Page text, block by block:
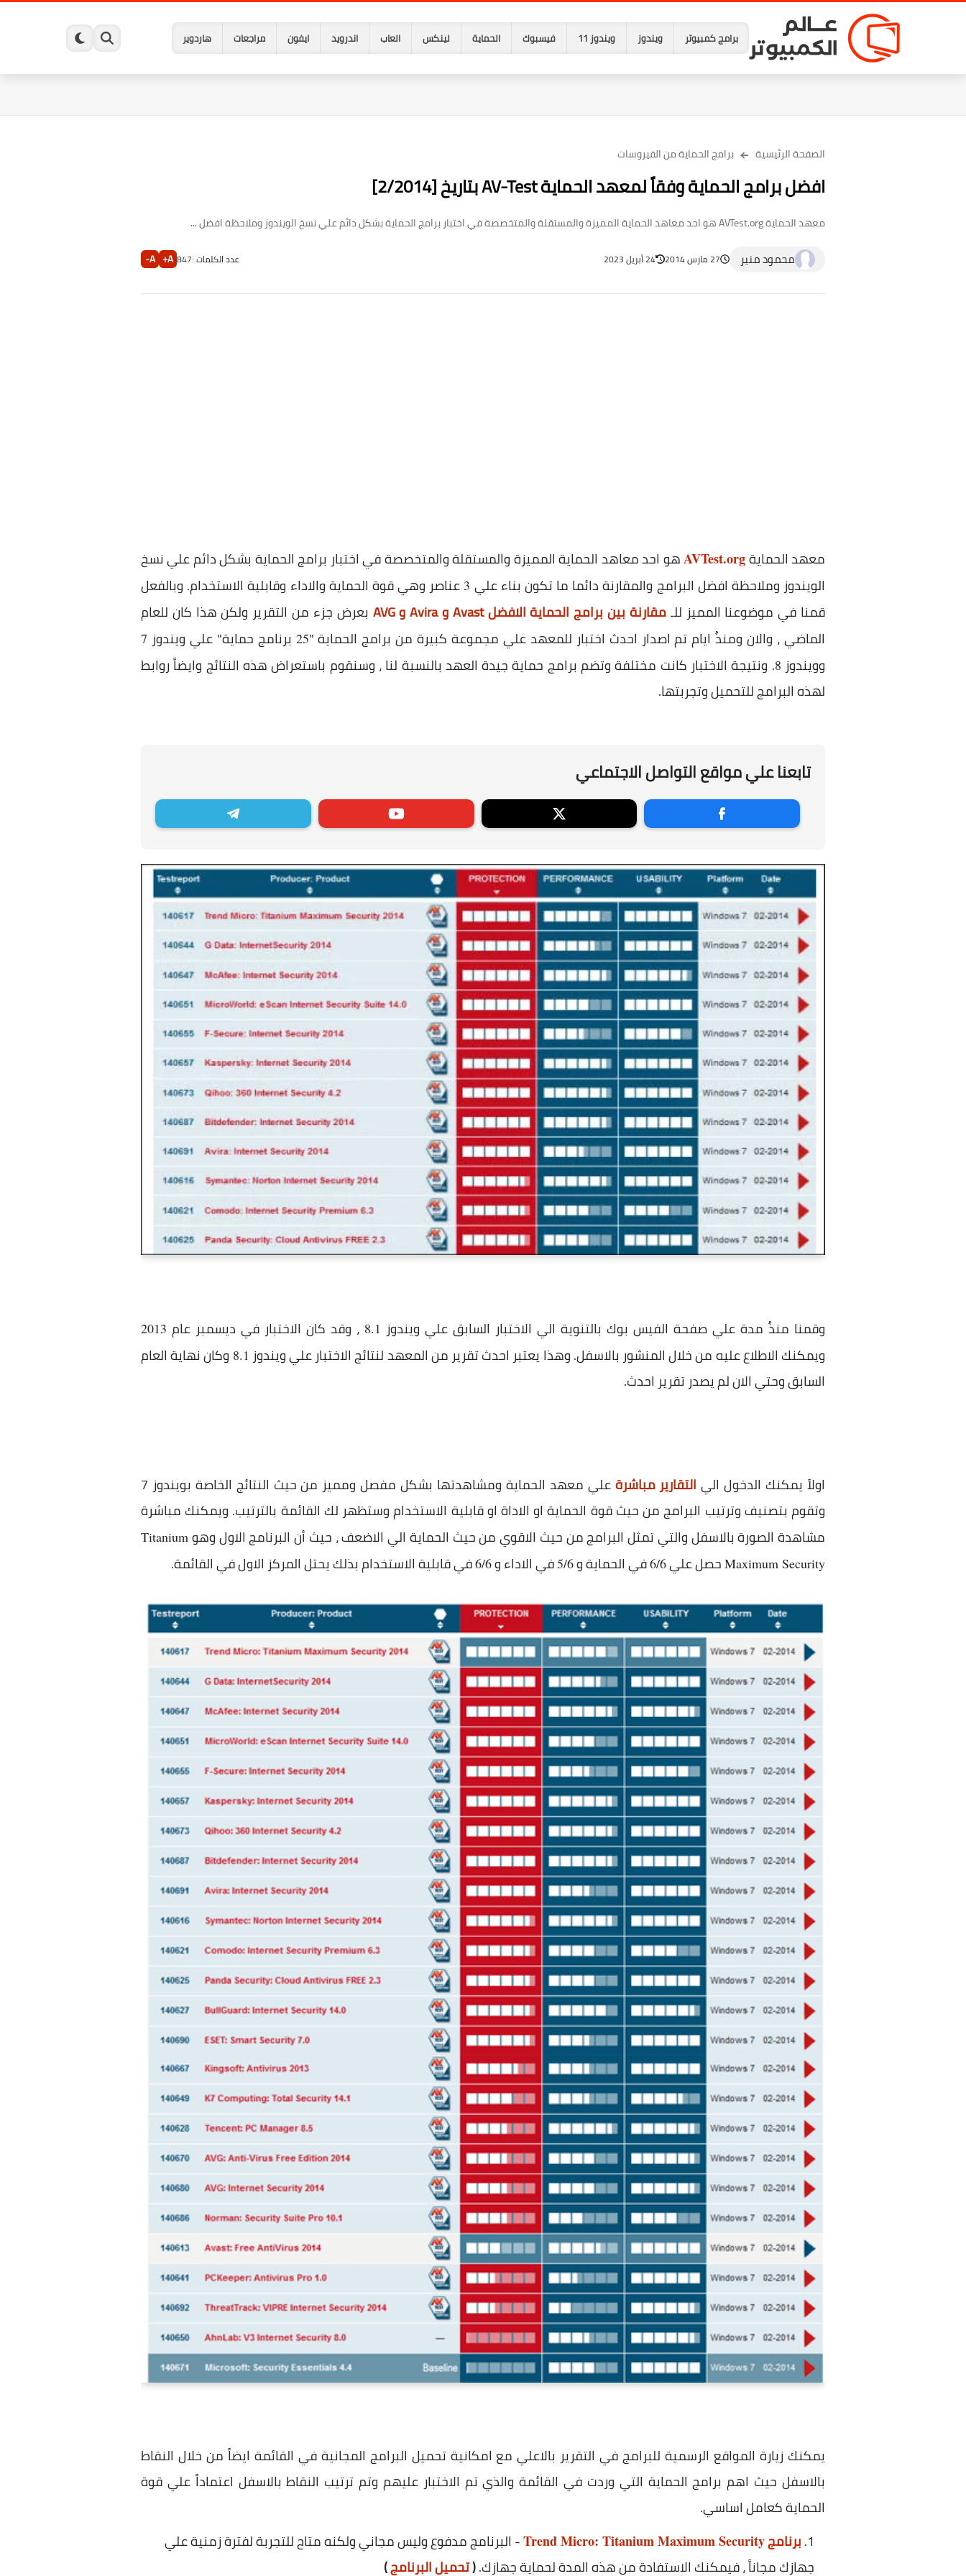
برامج كمبيوتر ويندوز ويندوز 11 فيسبوك الحماية لينكس العاب اندرويد ايفون مراجعات هاردوير
الصفحة الرئيسية برامج الحماية من الفيروسات
افضل برامج الحماية وفقاً لمعهد الحماية AV-Test بتاريخ [2/2014]
معهد الحماية AVTest.org هو احد معاهد الحماية المميزة والمستقلة والمتخصصة في اختبار برامج الحماية بشكل دائم علي نسخ الويندوز وملاحظة افضل ...
محمود منير 27 مارس 2014 24 أبريل 2023 عدد الكلمات :847
A+
A-
معهد الحمايةAVTest.orgهو احد معاهد الحماية المميزة والمستقلة والمتخصصة في اختبار برامج الحماية بشكل دائم علي نسخ
الويندوز وملاحظة افضل البرامج والمقارنة دائما ما تكون بناء علي 3 عناصر وهي قوة الحماية والاداء وقابلية الاستخدام. وبالفعل
قمنا في موضوعنا المميز للـمقارنة بين برامج الحماية الافضل Avast و Avira و AVG
بعرض جزء من التقرير ولكن هذا كان للعام
الماضي ، والان ومنذُ ايام تم اصدار احدث اختبار للمعهد علي مجموعة كبيرة من برامج الحماية "25 برنامج حماية" علي ويندوز 7
وويندوز 8. ونتيجة الاختبار كانت مختلفة وتضم برامج حماية جيدة العهد بالنسبة لنا ، وسنقوم باستعراض هذه النتائج وايضاً روابط
لهذه البرامج للتحميل وتجربتها.
تابعنا علي مواقع التواصل الاجتماعي
وقمنا منذُ مدة علي صفحة الفيس بوك بالتنوية الي الاختبار السابق علي ويندوز 8.1 ، وقد كان الاختبار في ديسمبر عام 2013
ويمكنك الاطلاع عليه من خلال المنشور بالاسفل. وهذا يعتبر احدث تقرير من المعهد لنتائج الاختبار علي ويندوز 8.1 وكان نهاية العام
السابق وحتي الان لم يصدر تقرير احدث.
اولاً يمكنك الدخول الي التقارير مباشرة
علي معهد الحماية ومشاهدتها بشكل مفصل ومميز من حيث النتائج الخاصة بويندوز 7
وتقوم بتصنيف وترتيب البرامج من حيث قوة الحماية او الاداة او قابلية الاستخدام وستظهر لك القائمة بالترتيب. ويمكنك مباشرة
مشاهدة الصورة بالاسفل والتي تمثل البرامج من حيث الاقوي من حيث الحماية الي الاضعف ، حيث أن البرنامج الاول وهو Titanium
Maximum Security حصل علي6/6في الحماية و5/6في الاداء و6/6في قابلية الاستخدام بذلك يحتل المركز الاول في القائمة.
يمكنك زيارة المواقع الرسمية للبرامج في التقرير بالاعلي مع امكانية تحميل البرامج المجانية في القائمة ايضاً من خلال النقاط
بالاسفل حيث اهم برامج الحماية التي وردت في القائمة والذي تم الاختبار عليهم وتم ترتيب النقاط بالاسفل اعتماداً علي قوة
الحماية كعامل اساسي.
برنامجTrend Micro: Titanium Maximum Security- البرنامج مدفوع وليس مجاني ولكنه متاح للتجربة لفترة زمنية علي
جهازك مجاناً ، فيمكنك الاستفادة من هذه المدة لحماية جهازك.(تحميل البرنامج)